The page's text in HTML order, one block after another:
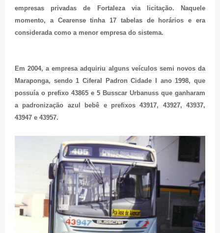
empresas privadas de Fortaleza via licitação. Naquele
momento, a Cearense tinha 17 tabelas de horários e era
considerada como a menor empresa do sistema.
Em 2004, a empresa adquiriu alguns veículos semi novos da
Maraponga, sendo 1 Ciferal Padron Cidade I ano 1998, que
possuía o prefixo 43865 e 5 Busscar Urbanuss que ganharam
a padronização azul bebê e prefixos 43917, 43927, 43937,
43947 e 43957.